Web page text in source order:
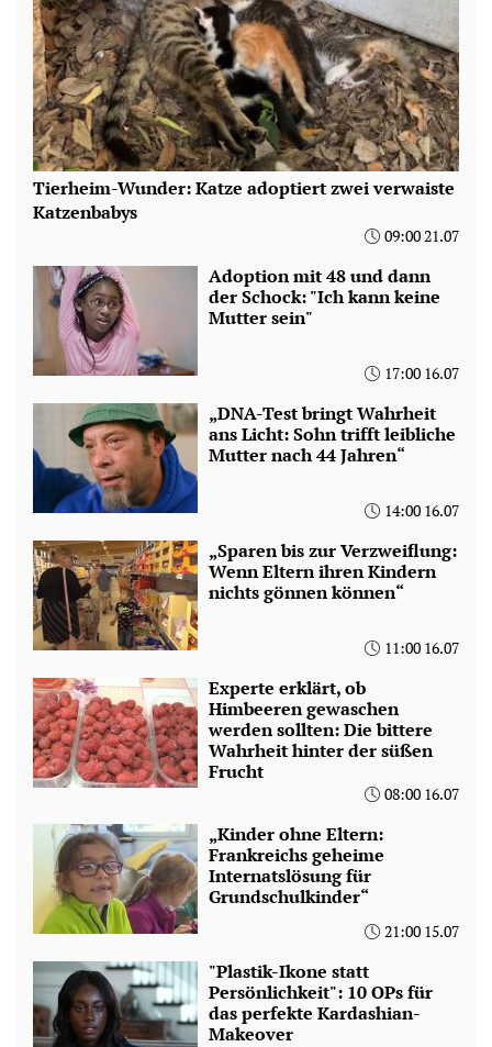
Tierheim-Wunder: Katze adoptiert zwei verwaiste
Katzenbabys
09:00 21.07
Adoption mit 48 und dann
der Schock: "Ich kann keine
Mutter sein"
17:00 16.07
„DNA-Test bringt Wahrheit
ans Licht: Sohn trifft leibliche
Mutter nach 44 Jahren“
14:00 16.07
„Sparen bis zur Verzweiflung:
Wenn Eltern ihren Kindern
nichts gönnen können“
11:00 16.07
Experte erklärt, ob
Himbeeren gewaschen
werden sollten: Die bittere
Wahrheit hinter der süßen
Frucht
08:00 16.07
„Kinder ohne Eltern:
Frankreichs geheime
Internatslösung für
Grundschulkinder“
21:00 15.07
"Plastik-Ikone statt
Persönlichkeit": 10 OPs für
das perfekte Kardashian-
Makeover